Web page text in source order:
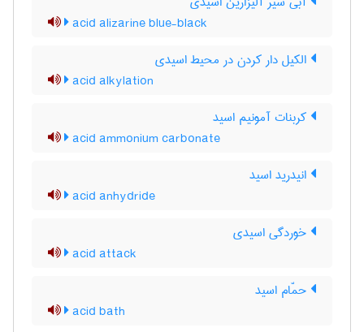
acid alizarine blue-black
الکیل دار کردن در محیط اسیدی
acid alkylation
کربنات آمونیم اسید
acid ammonium carbonate
انیدرید اسید
acid anhydride
خوردگی اسیدی
acid attack
حمّام اسید
acid bath